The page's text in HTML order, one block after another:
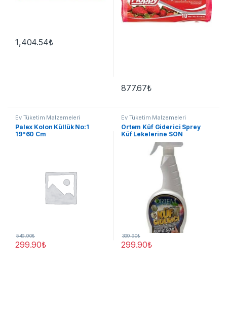
1,404.54₺
877.67₺
Ev Tüketim Malzemeleri
Palex Kolon Küllük No:1
19*60 Cm
299.90₺
549.90₺
Ev Tüketim Malzemeleri
Ortem Küf Giderici Sprey
Küf Lekelerine SON
299.90₺
399.90₺